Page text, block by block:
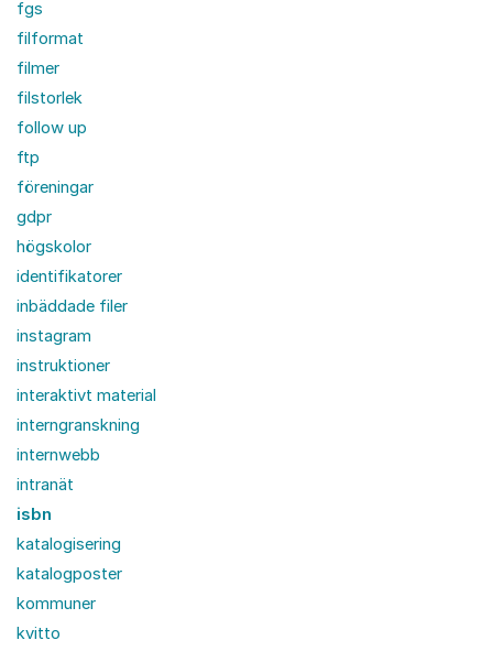
fgs
filformat
filmer
filstorlek
follow up
ftp
föreningar
gdpr
högskolor
identifikatorer
inbäddade filer
instagram
instruktioner
interaktivt material
interngranskning
internwebb
intranät
isbn
katalogisering
katalogposter
kommuner
kvitto